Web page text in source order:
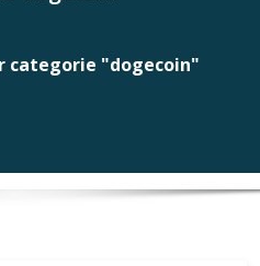
categorie "dogecoin"